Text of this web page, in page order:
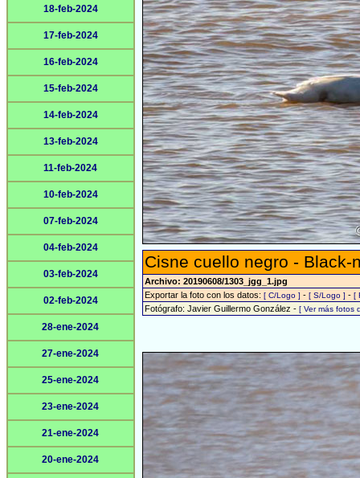
18-feb-2024
17-feb-2024
16-feb-2024
15-feb-2024
14-feb-2024
13-feb-2024
11-feb-2024
10-feb-2024
07-feb-2024
04-feb-2024
03-feb-2024
02-feb-2024
28-ene-2024
27-ene-2024
25-ene-2024
23-ene-2024
21-ene-2024
20-ene-2024
Cisne cuello negro -
Archivo: 20190608/1303_jgg_1.jpg
Exportar la foto con los datos: [ C/Logo ] - [ S/Logo ] - [
Fotógrafo: Javier Guillermo González - [ Ver más fotos